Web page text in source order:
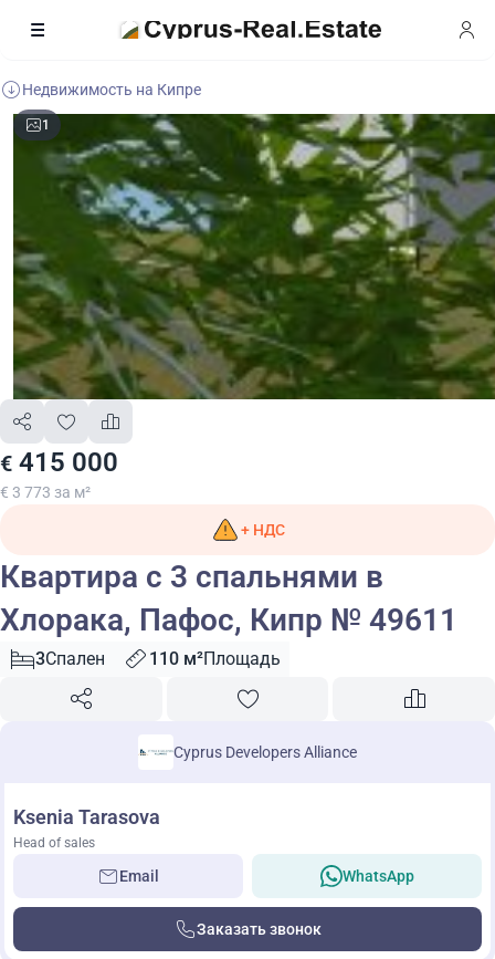
Недвижимость на Кипре
1
€ 415 000
€ 3 773 за м²
+ НДС
Квартира с 3 спальнями в
Хлорака, Пафос, Кипр № 49611
3Спален 110 м²Площадь
Cyprus Developers Alliance
Ksenia Tarasova
Head of sales
Email WhatsApp
Заказать звонок